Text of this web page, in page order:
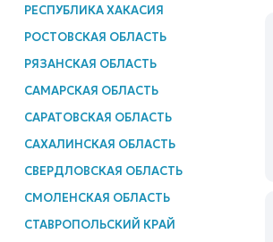
РЕСПУБЛИКА ХАКАСИЯ
РОСТОВСКАЯ ОБЛАСТЬ
РЯЗАНСКАЯ ОБЛАСТЬ
САМАРСКАЯ ОБЛАСТЬ
САРАТОВСКАЯ ОБЛАСТЬ
САХАЛИНСКАЯ ОБЛАСТЬ
СВЕРДЛОВСКАЯ ОБЛАСТЬ
СМОЛЕНСКАЯ ОБЛАСТЬ
СТАВРОПОЛЬСКИЙ КРАЙ